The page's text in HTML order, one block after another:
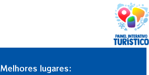
Melhores lugares: